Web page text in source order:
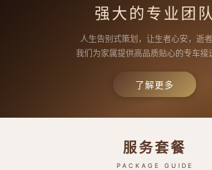
强大的专业团队
人生告别式策划，让生者心安，逝
我们为家属提供高品质贴心的专车接
了解更多
服务套餐
PACKAGE GUIDE